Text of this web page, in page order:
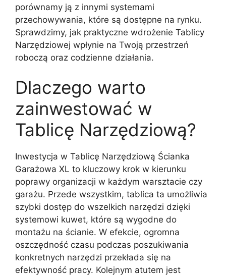
porównamy ją z innymi systemami
przechowywania, które są dostępne na rynku.
Sprawdzimy, jak praktyczne wdrożenie Tablicy
Narzędziowej wpłynie na Twoją przestrzeń
roboczą oraz codzienne działania.
Dlaczego warto
zainwestować w
Tablicę Narzędziową?
Inwestycja w Tablicę Narzędziową Ścianka
Garażowa XL to kluczowy krok w kierunku
poprawy organizacji w każdym warsztacie czy
garażu. Przede wszystkim, tablica ta umożliwia
szybki dostęp do wszelkich narzędzi dzięki
systemowi kuwet, które są wygodne do
montażu na ścianie. W efekcie, ogromna
oszczędność czasu podczas poszukiwania
konkretnych narzędzi przekłada się na
efektywność pracy. Kolejnym atutem jest